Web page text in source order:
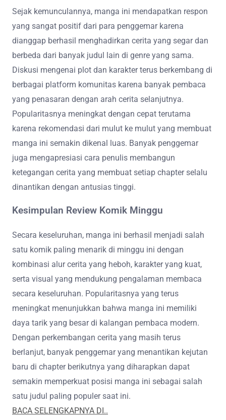
Sejak kemunculannya, manga ini mendapatkan respon
yang sangat positif dari para penggemar karena
dianggap berhasil menghadirkan cerita yang segar dan
berbeda dari banyak judul lain di genre yang sama.
Diskusi mengenai plot dan karakter terus berkembang di
berbagai platform komunitas karena banyak pembaca
yang penasaran dengan arah cerita selanjutnya.
Popularitasnya meningkat dengan cepat terutama
karena rekomendasi dari mulut ke mulut yang membuat
manga ini semakin dikenal luas. Banyak penggemar
juga mengapresiasi cara penulis membangun
ketegangan cerita yang membuat setiap chapter selalu
dinantikan dengan antusias tinggi.
Kesimpulan Review Komik Minggu
Secara keseluruhan, manga ini berhasil menjadi salah
satu komik paling menarik di minggu ini dengan
kombinasi alur cerita yang heboh, karakter yang kuat,
serta visual yang mendukung pengalaman membaca
secara keseluruhan. Popularitasnya yang terus
meningkat menunjukkan bahwa manga ini memiliki
daya tarik yang besar di kalangan pembaca modern.
Dengan perkembangan cerita yang masih terus
berlanjut, banyak penggemar yang menantikan kejutan
baru di chapter berikutnya yang diharapkan dapat
semakin memperkuat posisi manga ini sebagai salah
satu judul paling populer saat ini.
BACA SELENGKAPNYA DI..